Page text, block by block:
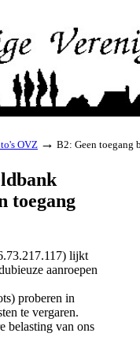
OVZ → B2: Geen toegang
toegang
lijkt
aanroepen
proberen in
te vergaren.
belasting van ons